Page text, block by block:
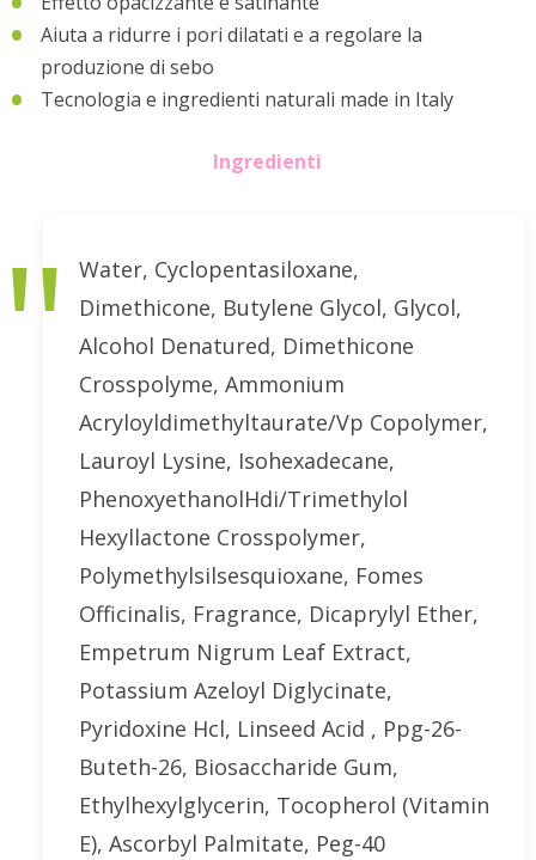
Aiuta a ridurre i pori dilatati e a regolare la
produzione di sebo
Tecnologia e ingredienti naturali made in Italy
Ingredienti
Water, Cyclopentasiloxane,
Dimethicone, Butylene Glycol, Glycol,
Alcohol Denatured, Dimethicone
Crosspolyme, Ammonium
Acryloyldimethyltaurate/Vp Copolymer,
Lauroyl Lysine, Isohexadecane,
PhenoxyethanolHdi/Trimethylol
Hexyllactone Crosspolymer,
Polymethylsilsesquioxane, Fomes
Officinalis, Fragrance, Dicaprylyl Ether,
Empetrum Nigrum Leaf Extract,
Potassium Azeloyl Diglycinate,
Pyridoxine Hcl, Linseed Acid , Ppg-26-
Buteth-26, Biosaccharide Gum,
Ethylhexylglycerin, Tocopherol (Vitamin
E), Ascorbyl Palmitate, Peg-40